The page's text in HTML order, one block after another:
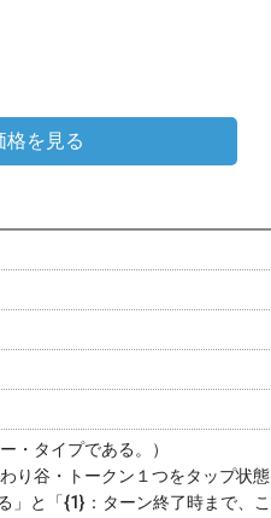
格を見る
・タイプである。）
り谷・トークン１つをタップ状態
」と「{1}：ターン終了時まで、こ